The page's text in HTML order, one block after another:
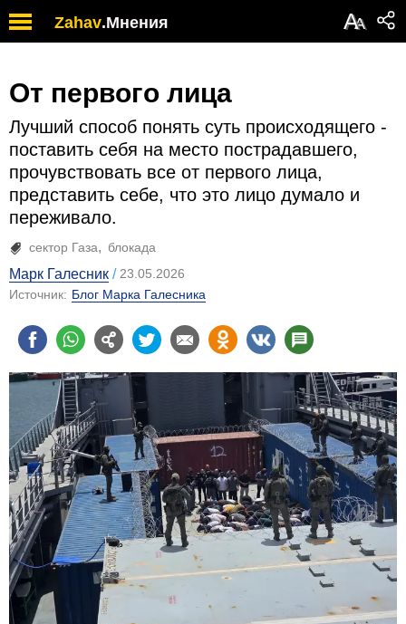
Zahav.Мнения АА
От первого лица
Лучший способ понять суть происходящего -
поставить себя на место пострадавшего,
прочувствовать все от первого лица,
представить себе, что это лицо думало и
переживало.
сектор Газа блокада
Марк Галесник
23.05.2026
Источник: Блог Марка Галесника